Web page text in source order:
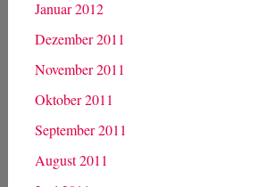
August 2012
Juli 2012
Juni 2012
Mai 2012
April 2012
März 2012